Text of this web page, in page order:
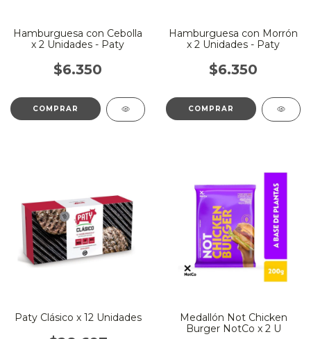
Hamburguesa con Cebolla
x 2 Unidades - Paty
$6.350
Hamburguesa con Morrón
x 2 Unidades - Paty
$6.350
Paty Clásico x 12 Unidades
Medallón Not Chicken
Burger NotCo x 2 U